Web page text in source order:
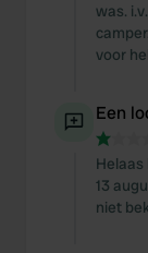
was.
voor
Een
Helaas
13
niet